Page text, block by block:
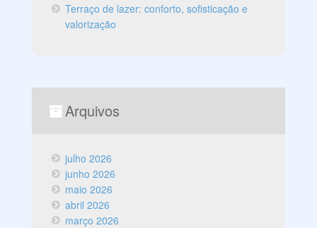
Terraço de lazer: conforto, sofisticação e
valorização
Arquivos
julho 2026
junho 2026
maio 2026
abril 2026
março 2026